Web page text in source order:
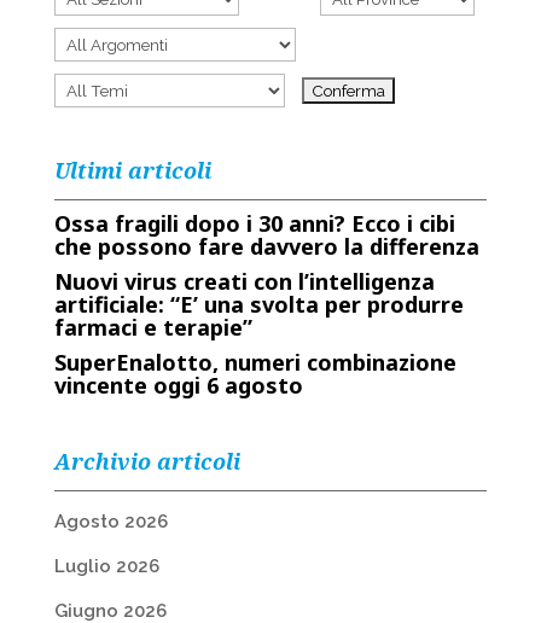
Ultimi articoli
Ossa fragili dopo i 30 anni? Ecco i cibi
che possono fare davvero la differenza
Nuovi virus creati con l’intelligenza
artificiale: “E’ una svolta per produrre
farmaci e terapie”
SuperEnalotto, numeri combinazione
vincente oggi 6 agosto
Archivio articoli
Agosto 2026
Luglio 2026
Giugno 2026